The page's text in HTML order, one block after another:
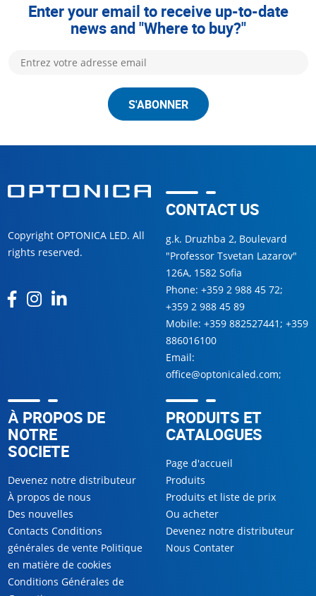
Enter your email to receive up-to-date
news and "Where to buy?"
S'ABONNER
Copyright OPTONICA LED. All
rights reserved.
CONTACT US
g.k. Druzhba 2, Boulevard
"Professor Tsvetan Lazarov"
126А, 1582 Sofia
Phone: +359 2 988 45 72;
+359 2 988 45 89
Mobile: +359 882527441 ; +359
886016100
Email:
office@optonicaled.com;
À PROPOS DE
NOTRE
SOCIETE
Devenez notre distributeur
À propos de nous
Des nouvelles
Contacts Conditions
générales de vente Politique
en matière de cookies
Conditions Générales de
PRODUITS ET
CATALOGUES
Page d'accueil
Produits
Produits et liste de prix
Ou acheter
Devenez notre distributeur
Nous Contater